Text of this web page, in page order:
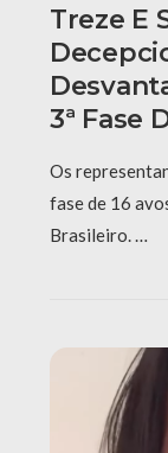
Treze E
3ª Fase
Os
fase de 16
Brasileiro. …